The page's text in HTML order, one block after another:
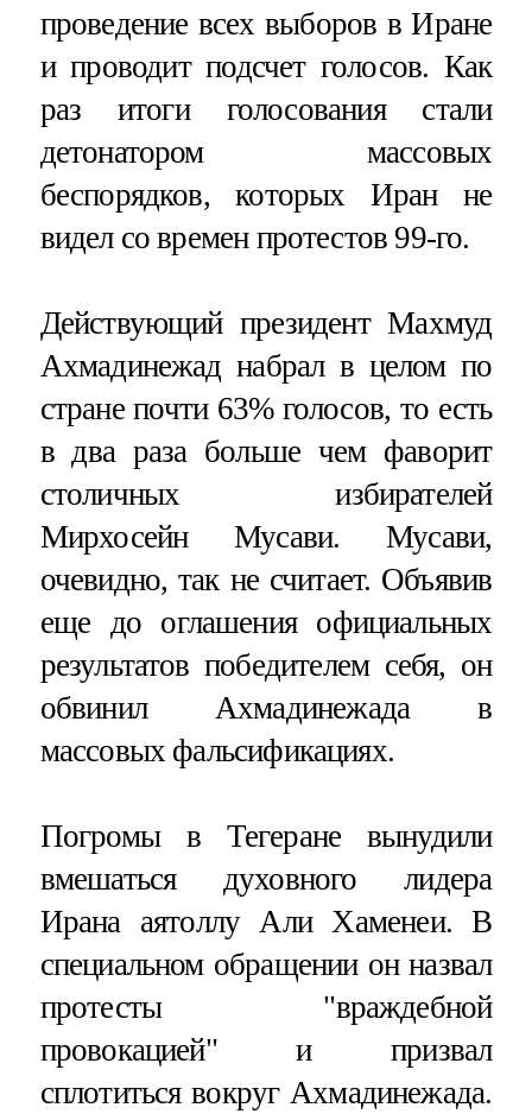
проведение всех выборов в Иране
и проводит подсчет голосов. Как
раз итоги голосования стали
детонатором массовых
беспорядков, которых Иран не
видел со времен протестов 99-го.
Действующий президент Махмуд
Ахмадинежад набрал в целом по
стране почти 63% голосов, то есть
в два раза больше чем фаворит
столичных избирателей
Мирхосейн Мусави. Мусави,
очевидно, так не считает. Объявив
еще до оглашения официальных
результатов победителем себя, он
обвинил Ахмадинежада в
массовых фальсификациях.
Погромы в Тегеране вынудили
вмешаться духовного лидера
Ирана аятоллу Али Хаменеи. В
специальном обращении он назвал
протесты "враждебной
провокацией" и призвал
сплотиться вокруг Ахмадинежада.